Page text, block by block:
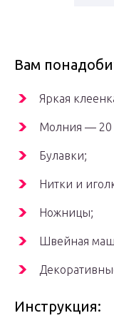
Вам
Яркая
Молния — 20
Булавки;
Нитки и
Ножницы;
Швейная
Инструкция: